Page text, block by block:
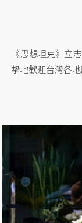
《思想坦克》立
摯地歡迎台灣各